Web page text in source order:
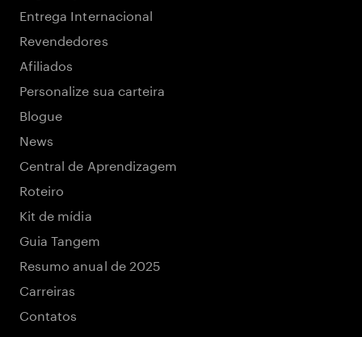
Entrega Internacional
Revendedores
Afiliados
Personalize sua carteira
Blogue
News
Central de Aprendizagem
Roteiro
Kit de mídia
Guia Tangem
Resumo anual de 2025
Carreiras
Contatos